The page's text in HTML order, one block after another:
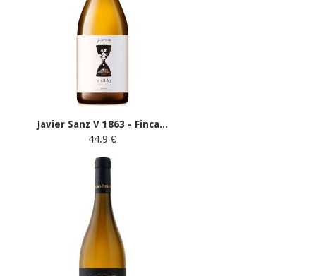
Javier Sanz V 1863 - Finca...
44.9 €